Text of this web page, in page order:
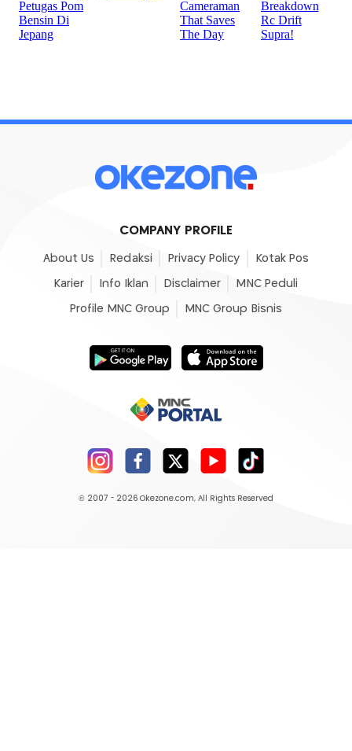
COMPANY PROFILE
About Us Redaksi Privacy Policy Kotak Pos
Karier Info Iklan Disclaimer MNC Peduli
Profile MNC Group MNC Group Bisnis
© 2007 - 2026 Okezone.com, All Rights Reserved